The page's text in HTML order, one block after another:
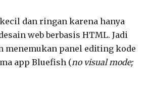
dan ringan karena hanya
web berbasis HTML. Jadi
menemukan panel editing kode
app Bluefish (no visual mode;